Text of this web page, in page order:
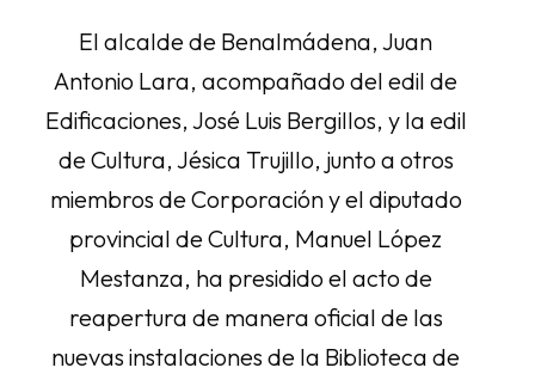
El alcalde de Benalmádena, Juan
Antonio Lara, acompañado del edil de
Edificaciones, José Luis Bergillos, y la edil
de Cultura, Jésica Trujillo, junto a otros
miembros de Corporación y el diputado
provincial de Cultura, Manuel López
Mestanza, ha presidido el acto de
reapertura de manera oficial de las
nuevas instalaciones de la Biblioteca de